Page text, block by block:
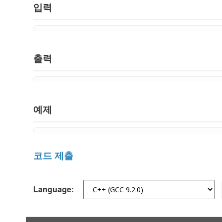
입력
출력
예제
코드 제출
Language: